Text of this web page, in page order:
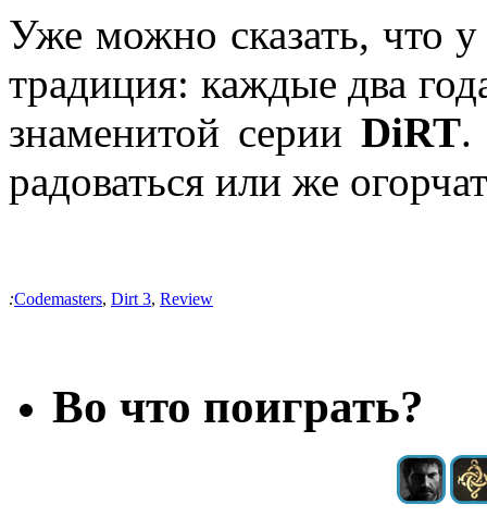
Уже можно сказать, что
традиция: каждые два
знаменитой серииDiRT.
радоваться или же
:Codemasters, Dirt 3, Review
Во что поиграть?